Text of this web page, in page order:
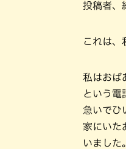
投稿者、
これは、
私はおば
という電
急いでひ
家にいた
いました